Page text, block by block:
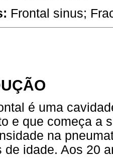
Frontal sinus;
é uma
e que começa a
na
de idade. Aos 20